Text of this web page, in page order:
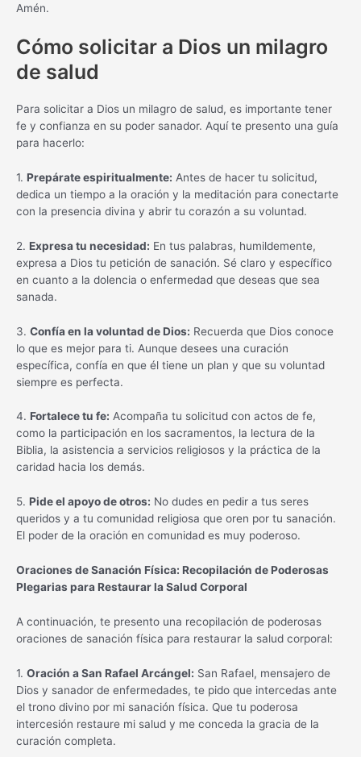
Amén.
Cómo solicitar a Dios un milagro
de salud
Para solicitar a Dios un milagro de salud, es importante tener
fe y confianza en su poder sanador. Aquí te presento una guía
para hacerlo:
1. Prepárate espiritualmente: Antes de hacer tu solicitud,
dedica un tiempo a la oración y la meditación para conectarte
con la presencia divina y abrir tu corazón a su voluntad.
2. Expresa tu necesidad: En tus palabras, humildemente,
expresa a Dios tu petición de sanación. Sé claro y específico
en cuanto a la dolencia o enfermedad que deseas que sea
sanada.
3. Confía en la voluntad de Dios: Recuerda que Dios conoce
lo que es mejor para ti. Aunque desees una curación
específica, confía en que él tiene un plan y que su voluntad
siempre es perfecta.
4. Fortalece tu fe: Acompaña tu solicitud con actos de fe,
como la participación en los sacramentos, la lectura de la
Biblia, la asistencia a servicios religiosos y la práctica de la
caridad hacia los demás.
5. Pide el apoyo de otros: No dudes en pedir a tus seres
queridos y a tu comunidad religiosa que oren por tu sanación.
El poder de la oración en comunidad es muy poderoso.
Oraciones de Sanación Física: Recopilación de Poderosas
Plegarias para Restaurar la Salud Corporal
A continuación, te presento una recopilación de poderosas
oraciones de sanación física para restaurar la salud corporal:
1. Oración a San Rafael Arcángel: San Rafael, mensajero de
Dios y sanador de enfermedades, te pido que intercedas ante
el trono divino por mi sanación física. Que tu poderosa
intercesión restaure mi salud y me conceda la gracia de la
curación completa.